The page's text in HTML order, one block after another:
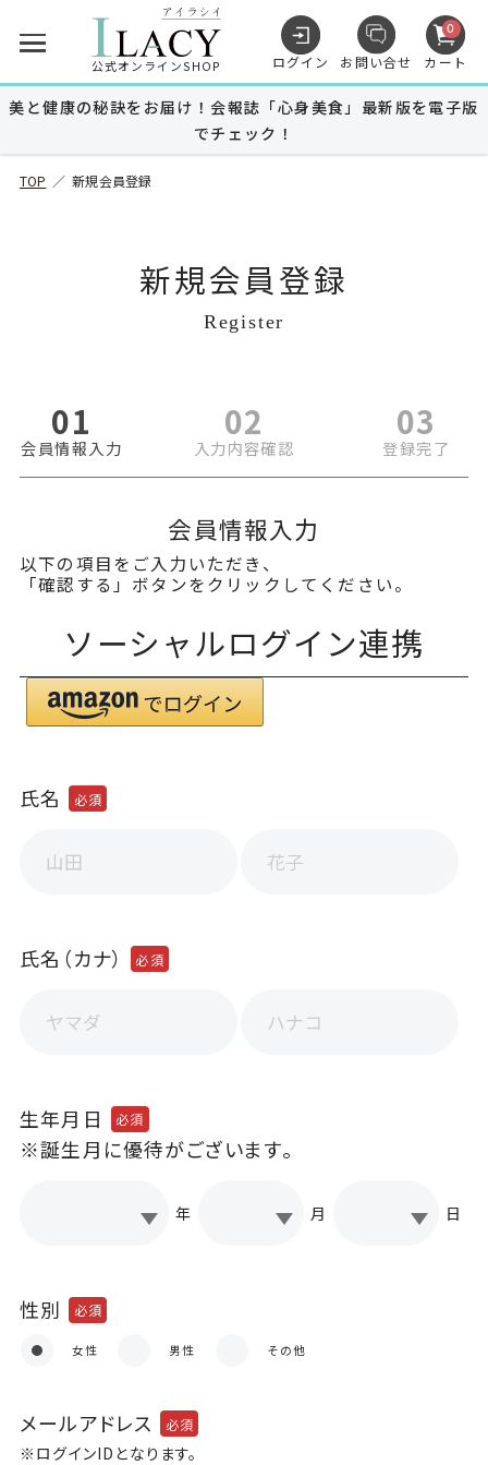
キャンペーン
スキンケア
Advanced Medical Care
THE KAHALA Bath Amenities
est're
提携ブランド
SWISS PERFECTION
Noage
皮膚科・形成外科・美容医療
商品一覧（カテゴリ別）
スキンケア
スキンケアプレミアム
サンノット(UVケア)
公式オンラインSHOP ログイン お問い合せ
0
カート
美と健康の秘訣をお届け！会報誌「心身美食」最新版を電子版
でチェック！
TOP ／ 新規会員登録
新規会員登録
Register
01
会員情報入力
02
入力内容確認
03
登録完了
会員情報入力
以下の項目をご入力いただき、
「確認する」ボタンをクリックしてください。
ソーシャルログイン連携
氏名 必須
氏名（カナ） 必須
生年月日 必須
※誕生月に優待がございます。
年 月 日
性別 必須
女性 男性 その他
メールアドレス 必須
※ログインIDとなります。